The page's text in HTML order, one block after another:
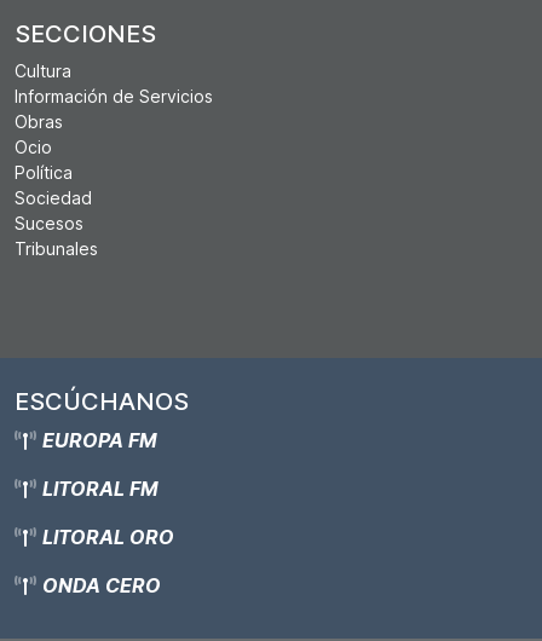
SECCIONES
Cultura
Información de Servicios
Obras
Ocio
Política
Sociedad
Sucesos
Tribunales
ESCÚCHANOS
EUROPA FM
LITORAL FM
LITORAL ORO
ONDA CERO